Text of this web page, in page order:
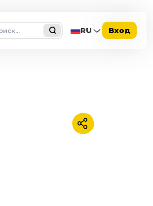
RU Вход
Поделиться